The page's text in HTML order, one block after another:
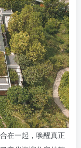
在一起，唤醒真正